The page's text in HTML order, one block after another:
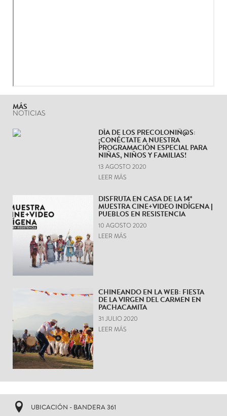
MÁS
NOTICIAS
DÍA DE LOS PRECOLONIÑ@S:
¡CONÉCTATE A NUESTRA
PROGRAMACIÓN ESPECIAL PARA
NIÑAS, NIÑOS Y FAMILIAS!
13 AGOSTO 2020
LEER MÁS
DISFRUTA EN CASA DE LA 14°
MUESTRA CINE+VIDEO INDÍGENA |
PUEBLOS EN RESISTENCIA
10 AGOSTO 2020
LEER MÁS
CHINEANDO EN LA WEB: FIESTA
DE LA VIRGEN DEL CARMEN EN
PACHACAMITA
31 JULIO 2020
LEER MÁS
UBICACIÓN - BANDERA 361